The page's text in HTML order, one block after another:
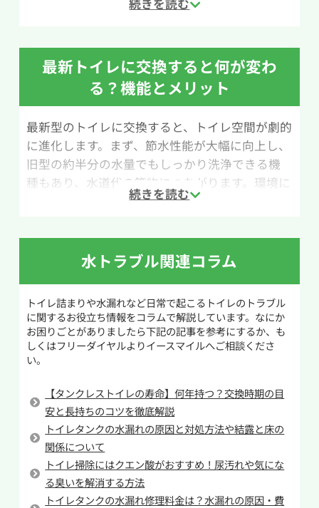
原因をほぐして流れやすくする方法です。
曹50cc・クエン酸100ccです。なお、重曹とクエ
ン酸が反応すると二酸化炭素が発生するため、
作業中は必ず換気をしながら行いましょう。
作業手順は次の通りです。まず、便器内の水位が
高い場合は、バケツなどで水を汲み出して普段の
水位まで減らします。次に、重曹を便器内にふり
かけ、その上からクエン酸を入れます。続いて
50℃ほどのお湯をゆっくり注ぐと、重曹とクエン
ど放置し、詰まりが改善しているか確認してくだ
ただし、水量が多い状態で行うと泡によって便器
から水があふれることがあるため、事前に水位
を下げておくことが大切です。また、重曹やクエ
ン酸を大量に入れすぎると逆に詰まりの原因に
なることもあるため、分量を守って作業を行いま
相談するのがおすすめです。
最新トイレに交換すると何が変わ
る？機能とメリット
最新型のトイレに交換すると、トイレ空間が劇的
に進化します。まず、節水性能が大幅に向上し、
旧型の約半分の水量でもしっかり洗浄できる機
種もあり、水道代の節約につながります。環境に
も優しい点も魅力です。また、フチのない形状や
まで掃除しやすく清潔さを保ちやすくなっていま
す。これにより掃除の手間も大幅に軽減します。
さらに、快適機能も充実。フタが人を感知して自
動開閉する機能や、冬場に嬉しい暖房便座、温水
洗浄シャワー、脱臭ファンなど最新の設備が備
わり、毎日のトイレ使用が一段と快適になりま
す。安全性の面でも、立ち座りしやすい便座高さ
もの指挟みを防止するなど細かな気遣いがされて
います。また、夜間に足元を優しく照らすライト
を搭載したモデルもあり、暗い中でも高齢の方が
安心して使えます。トイレ交換を検討する際は、
最新機能に詳しい水まわりのプロに相談してみる
と安心です。
水トラブル関連コラム
トイレ詰まりや水漏れなど日常で起こるトイレのトラブル
に関するお役立ち情報をコラムで解説しています。なにか
お困りごとがありましたら下記の記事を参考にするか、も
しくはフリーダイヤルよりイースマイルへご相談くださ
い。
【タンクレストイレの寿命】何年持つ？交換時期の目
安と長持ちのコツを徹底解説
トイレタンクの水漏れの原因と対処方法や結露と床の
関係について
トイレ掃除にはクエン酸がおすすめ！尿汚れや気にな
る臭いを解消する方法
トイレタンクの水漏れ修理料金は？水漏れの原因・費